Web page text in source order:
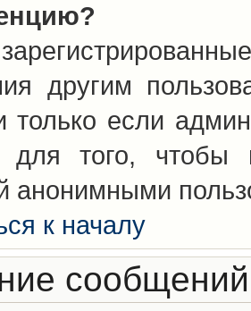
другим
если
для того, чтобы
анонимными
к началу
сообщений